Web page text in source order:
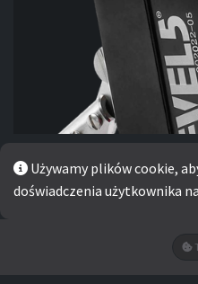
Używamy plików cookie,
doświadczenia użytkownika